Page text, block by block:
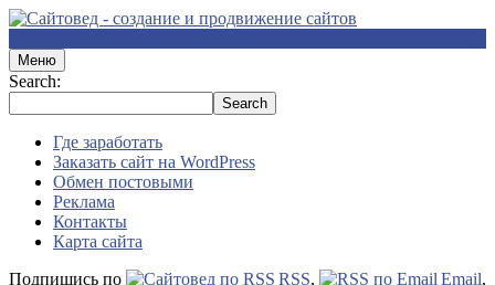
Меню
Search:
Где заработать
Заказать сайт на WordPress
Обмен постовыми
Реклама
Контакты
Карта сайта
Подпишись по
RSS, Email,